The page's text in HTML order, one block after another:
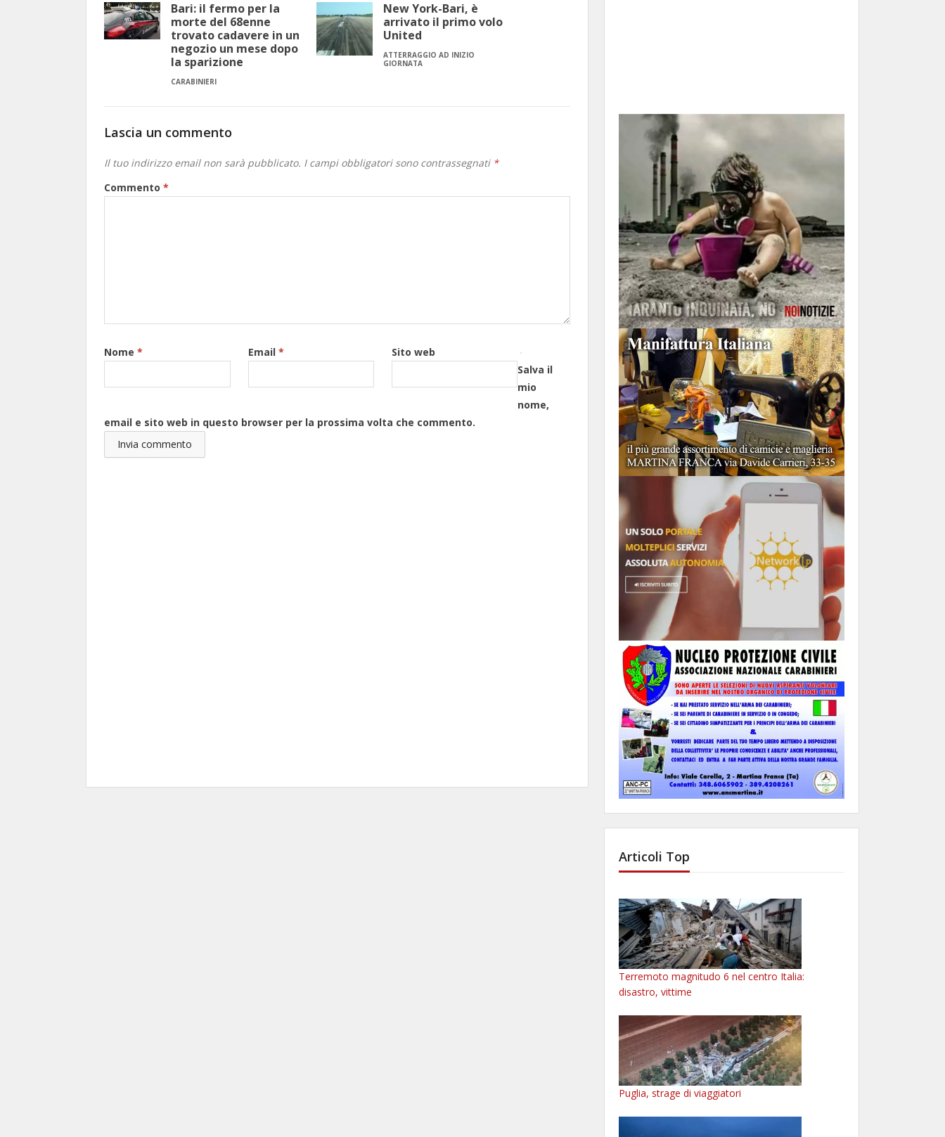
Bari: il fermo per la
morte del 68enne
trovato cadavere in un
negozio un mese dopo
la sparizione
CARABINIERI
New York-Bari, è
arrivato il primo volo
United
ATTERRAGGIO AD INIZIO
GIORNATA
Lascia un commento
Il tuo indirizzo email non sarà pubblicato. I campi obbligatori sono contrassegnati *
Commento *
Nome * Email *
Sito web
Salva il
mio
nome,
email e sito web in questo browser per la prossima volta che commento.
Articoli Top
Terremoto magnitudo 6 nel centro Italia:
disastro, vittime
Puglia, strage di viaggiatori